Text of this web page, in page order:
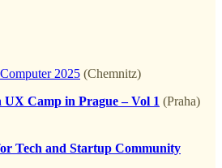
2025 (Chemnitz)
Camp in Prague – Vol 1 (Praha)
Tech and Startup Community